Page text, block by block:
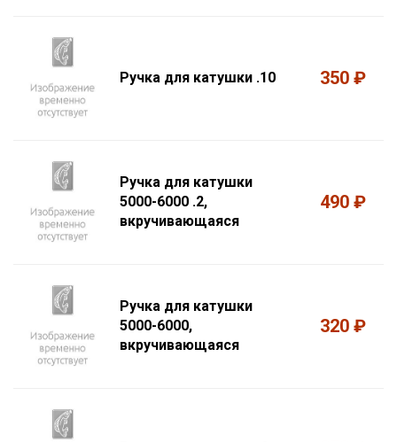
Ручка для катушки .10 350 ₽
Ручка для катушки
5000-6000 .2,
вкручивающаяся
490 ₽
Ручка для катушки
5000-6000,
вкручивающаяся
320 ₽